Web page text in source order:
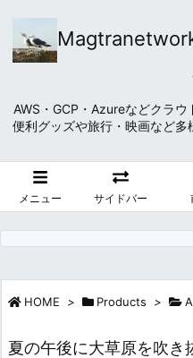
AWS・GCP・Azureなどクラウ
便利グッズや旅行・映画など多
メニュー サイドバー
HOME > Products >
夏の午後に大草原を吹き